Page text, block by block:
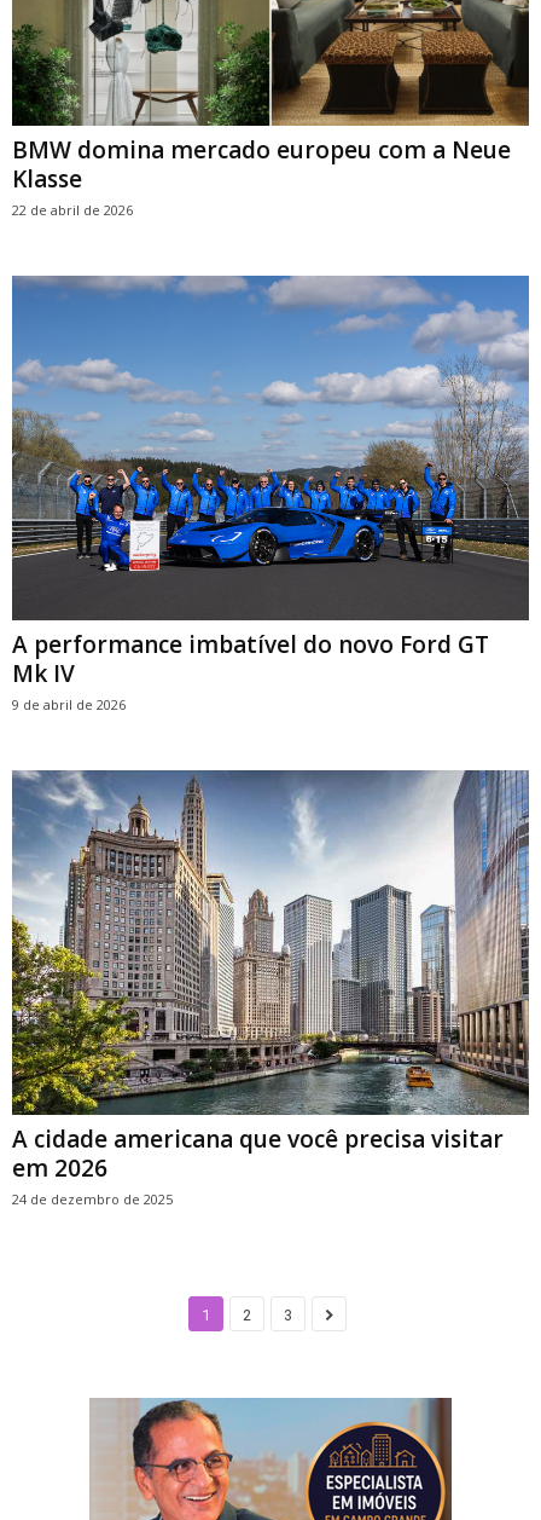
BMW domina mercado europeu com a Neue
Klasse
22 de abril de 2026
A performance imbatível do novo Ford GT
Mk IV
9 de abril de 2026
A cidade americana que você precisa visitar
em 2026
24 de dezembro de 2025
1 2 3